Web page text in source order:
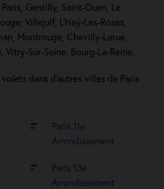
Gentilly, Saint-Ouen, Le
Villejuif, L'Haÿ-Les-Roses,
Montrouge, Chevilly-Larue,
Vitry-Sur-Seine, Bourg-La-Reine.
dans d’autres villes de Paris
Paris 11e
Arrondissement
Paris 13e
Arrondissement